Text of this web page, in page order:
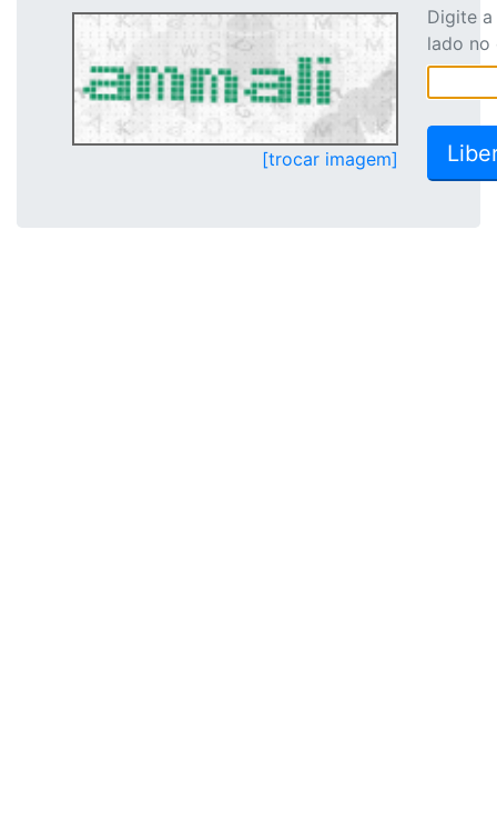
[trocar imagem]
Digite
lado no